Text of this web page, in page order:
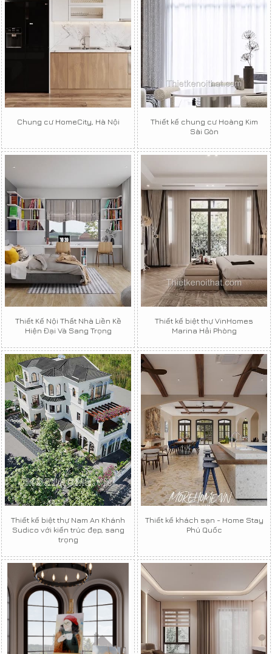
Chung cư HomeCity, Hà Nội
Thiết kế chung cư Hoàng Kim
Sài Gòn
Thiết Kế Nội Thất Nhà Liền Kề
Hiện Đại Và Sang Trọng
Thiết kế biệt thự VinHomes
Marina Hải Phòng
Thiết kế biệt thự Nam An Khánh
Sudico với kiến trúc đẹp, sang
trọng
Thiết kế khách sạn - Home Stay
Phú Quốc